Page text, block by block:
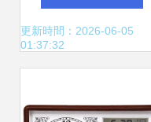
選
更新時間：2026-06-05
01:37:32